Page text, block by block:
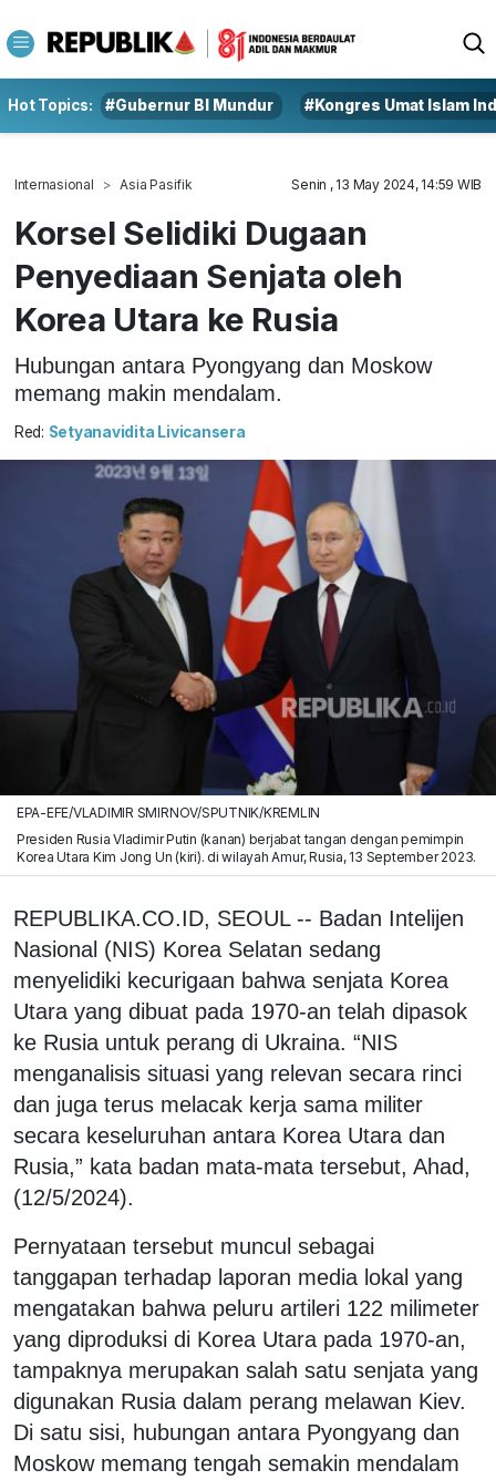
Hot Topics: #Gubernur BI Mundur #Kongres Umat Islam
Internasional Asia Pasifik Senin , 13 May 2024, 14:59 WIB
Korsel Selidiki Dugaan
Penyediaan Senjata oleh
Korea Utara ke Rusia
Hubungan antara Pyongyang dan Moskow
memang makin mendalam.
Red: Setyanavidita Livicansera
EPA-EFE/VLADIMIR SMIRNOV/SPUTNIK/KREMLIN
Presiden Rusia Vladimir Putin (kanan) berjabat tangan dengan pemimpin
Korea Utara Kim Jong Un (kiri). di wilayah Amur, Rusia, 13 September 2023.
REPUBLIKA.CO.ID, SEOUL -- Badan Intelijen
Nasional (NIS) Korea Selatan sedang
menyelidiki kecurigaan bahwa senjata Korea
Utara yang dibuat pada 1970-an telah dipasok
ke Rusia untuk perang di Ukraina. “NIS
menganalisis situasi yang relevan secara rinci
dan juga terus melacak kerja sama militer
secara keseluruhan antara Korea Utara dan
Rusia,” kata badan mata-mata tersebut, Ahad,
(12/5/2024).
Pernyataan tersebut muncul sebagai
tanggapan terhadap laporan media lokal yang
mengatakan bahwa peluru artileri 122 milimeter
yang diproduksi di Korea Utara pada 1970-an,
tampaknya merupakan salah satu senjata yang
digunakan Rusia dalam perang melawan Kiev.
Di satu sisi, hubungan antara Pyongyang dan
Moskow memang tengah semakin mendalam